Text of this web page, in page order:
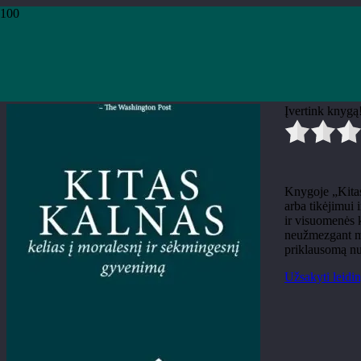
Pradžia
David Brooks „Kitas kalnas.
Įvertink knygą!
Knygoje
arba tikėjimui
ir visuomenės
neužmezgant
priklausomą
Užsakyti